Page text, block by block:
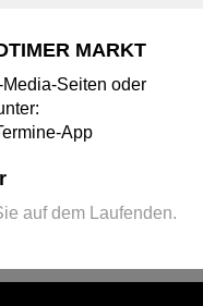
MARKT
Seiten oder
App
auf dem Laufenden.